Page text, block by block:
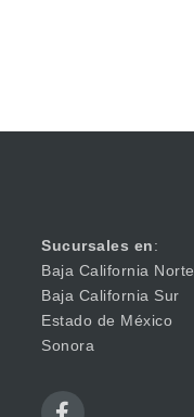
Sucursales en:
Baja California Norte
Baja California Sur
Estado de México
Sonora